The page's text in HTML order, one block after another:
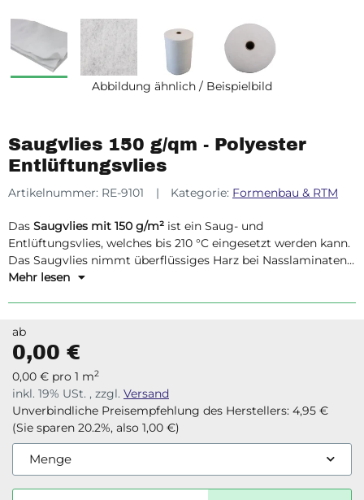
Abbildung ähnlich / Beispielbild
Saugvlies 150 g/qm - Polyester
Entlüftungsvlies
Artikelnummer: RE-9101 Kategorie: Formenbau & RTM
Das Saugvlies mit 150 g/m² ist ein Saug- und
Entlüftungsvlies, welches bis 210 °C eingesetzt werden kann.
Das Saugvlies nimmt überflüssiges Harz bei Nasslaminaten
unter Vakuum auf und gewährleistet einen gleichmäßigen
Mehr lesen
ab
0,00 €
0,00 € pro 1 m2
inkl. 19% USt. , zzgl. Versand
Unverbindliche Preisempfehlung des Herstellers: 4,95 €
(Sie sparen 20.2%, also 1,00 €)
Menge